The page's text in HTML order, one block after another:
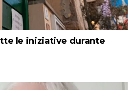
le iniziative durante